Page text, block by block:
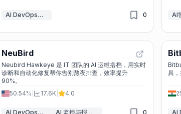
AI DevOps助理 0 AI
NeuBird
Neubird Hawkeye 是 IT 团队的 AI 运维搭档，用实时
诊断和自动化修复帮你告别熬夜排查，效率提升
90%。
50.54%
17.6K 4.0
AI DevOps助理 AI 监控与报告生成器 0
具，